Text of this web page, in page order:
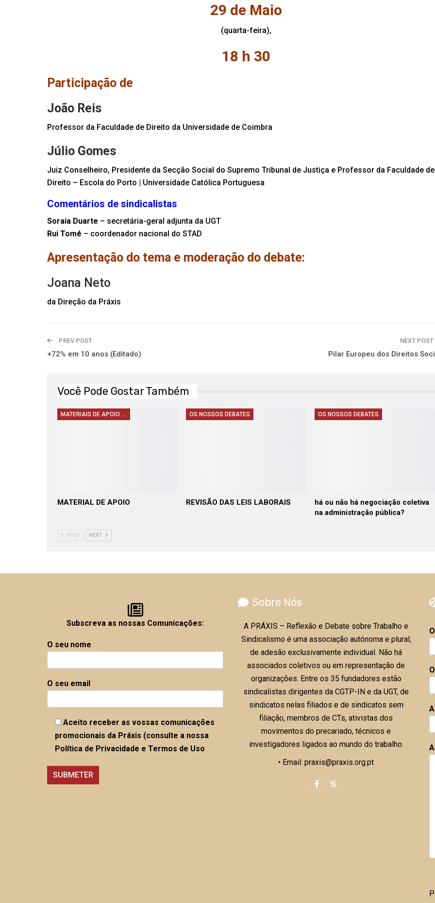
29 de Maio
(quarta-feira),
18 h 30
Participação de
João Reis
Professor da Faculdade de Direito da Universidade de Coimbra
Júlio Gomes
Juiz Conselheiro, Presidente da Secção Social do Supremo Tribunal de Justiça e Professor da Faculdade de
Direito – Escola do Porto | Universidade Católica Portuguesa
Comentários de sindicalistas
Soraia Duarte – secretária-geral adjunta da UGT
Rui Tomé – coordenador nacional do STAD
Apresentação do tema e moderação do debate:
Joana Neto
da Direção da Práxis
PREV POST
+72% em 10 anos (Editado)
NEXT POST
Pilar Europeu dos Direitos
Você Pode Gostar Também
MATERIAIS DE APOIO E DIVULGAÇÃO
MATERIAL DE APOIO
OS NOSSOS DEBATES
REVISÃO DAS LEIS LABORAIS
OS NOSSOS DEBATES
há ou não há negociação coletiva
na administração pública?
PREV NEXT
Subscreva as nossas Comunicações:
O seu nome
O seu email
Aceito receber as vossas comunicações
promocionais da Práxis (consulte a nossa
Política de Privacidade e Termos de Uso
Sobre Nós
A PRÁXIS – Reflexão e Debate sobre Trabalho e
Sindicalismo é uma associação autónoma e plural,
de adesão exclusivamente individual. Não há
associados coletivos ou em representação de
organizações. Entre os 35 fundadores estão
sindicalistas dirigentes da CGTP-IN e da UGT, de
sindicatos nelas filiados e de sindicatos sem
filiação, membros de CTs, ativistas dos
movimentos do precariado, técnicos e
investigadores ligados ao mundo do trabalho.
• Email: praxis@praxis.org.pt